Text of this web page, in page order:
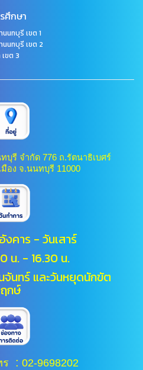
ศึกษา
นทบุรี เขต 1
นนทบุรี เขต 2
ขต 3
รี จำกัด 776 ถ.รัตนาธิเบศร์
มือง จ.นนทบุรี 11000
งคาร - วันเสาร์
น. - 16.30 น.
นทร์ และวันหยุดนักขัต
ฤกษ์
ร : 02-9698202